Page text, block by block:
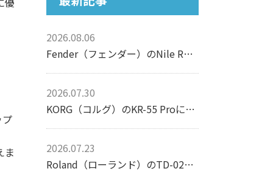
ま
2026.08.06
Fender（フェンダー）のNile Rodgers Hitmaker Stratocasterについて【エレキギター】
2026.07.30
KORG（コルグ）のKR-55 Proについて【リズムマシン】
2026.07.23
Roland（ローランド）のTD-02Kについて【電子ドラム】